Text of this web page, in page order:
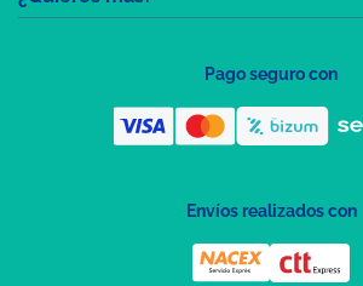
Pago seguro con
Envíos realizados con